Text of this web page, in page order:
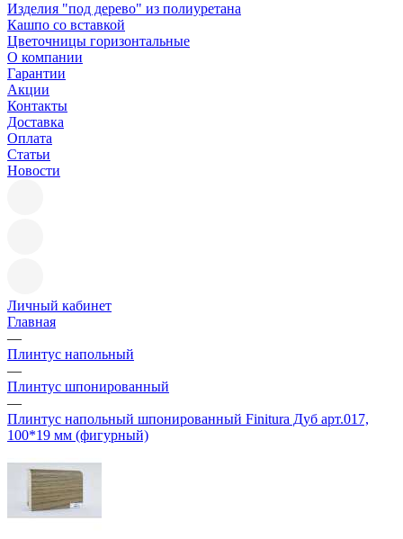
Изделия "под дерево" из полиуретана
Кашпо со вставкой
Цветочницы горизонтальные
О компании
Гарантии
Акции
Контакты
Доставка
Оплата
Статьи
Новости
Личный кабинет
Главная
—
Плинтус напольный
—
Плинтус шпонированный
—
Плинтус напольный шпонированный Finitura Дуб арт.017,
100*19 мм (фигурный)